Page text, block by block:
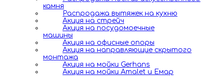
камня
Распродажа вытяжек на кухню
Акция на стрейч
Акция на посудомоечные
машины
Акция на офисные опоры
Акция на направляющие скрытого
монтажа
Акция на мойки Gerhans
Акция на мойки Amalet и Емар